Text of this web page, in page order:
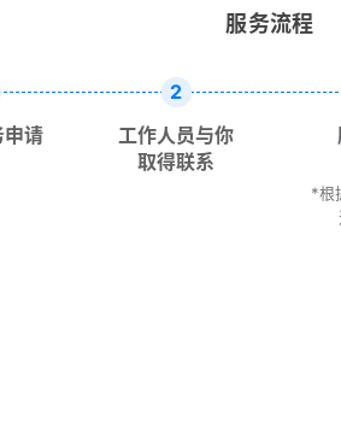
服务流程
申请
2
工作人员与你
取得联系
*根